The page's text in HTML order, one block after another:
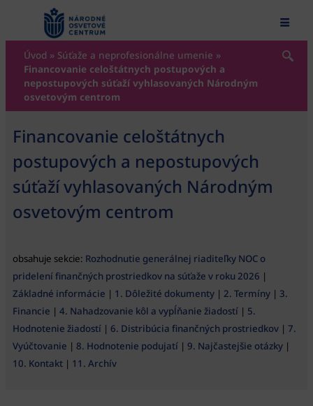
content
Úvod » Súťaže a neprofesionálne umenie »
Financovanie celoštátnych postupových a
nepostupových súťaží vyhlasovaných Národným
osvetovým centrom
Financovanie celoštátnych
postupových a nepostupových
súťaží vyhlasovaných Národným
osvetovým centrom
obsahuje sekcie: Rozhodnutie generálnej riaditeľky NOC o
pridelení finančných prostriedkov na súťaže v roku 2026 |
Základné informácie | 1. Dôležité dokumenty | 2. Termíny | 3.
Financie | 4. Nahadzovanie kôl a vypĺňanie žiadostí | 5.
Hodnotenie žiadostí | 6. Distribúcia finančných prostriedkov | 7.
Vyúčtovanie | 8. Hodnotenie podujatí | 9. Najčastejšie otázky |
10. Kontakt | 11. Archív